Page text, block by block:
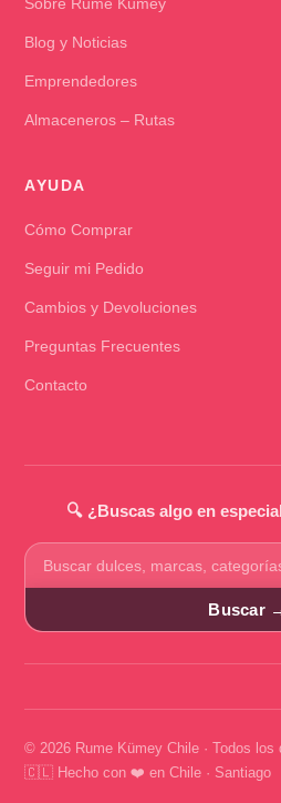
Blog y Noticias
Emprendedores
Almaceneros – Rutas
AYUDA
Cómo Comprar
Seguir mi Pedido
Cambios y Devoluciones
Preguntas Frecuentes
Contacto
🔍 ¿Buscas algo en
Buscar
productos
Buscar
© 2026 Rume Kümey Chile · Todos los
🇨🇱 Hecho con ❤️ en Chile · Santiago